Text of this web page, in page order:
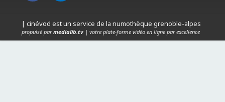
| cinévod est un service de la numothèque grenoble-alpes
propulsé parmedialib.tv| votre plate-forme vidéo en ligne par excellence